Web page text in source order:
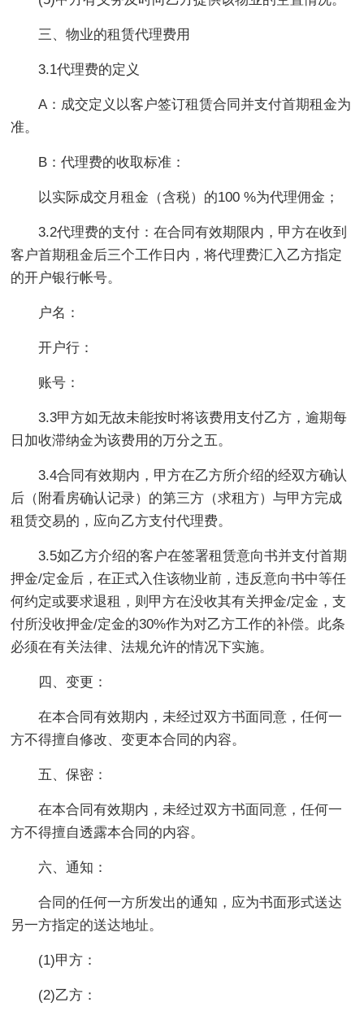
三、物业的租赁代理费用
3.1代理费的定义
A：成交定义以客户签订租赁合同并支付首期租金为
准。
B：代理费的收取标准：
以实际成交月租金（含税）的100 %为代理佣金；
3.2代理费的支付：在合同有效期限内，甲方在收到
客户首期租金后三个工作日内，将代理费汇入乙方指定
的开户银行帐号。
户名：
开户行：
账号：
3.3甲方如无故未能按时将该费用支付乙方，逾期每
日加收滞纳金为该费用的万分之五。
3.4合同有效期内，甲方在乙方所介绍的经双方确认
后（附看房确认记录）的第三方（求租方）与甲方完成
租赁交易的，应向乙方支付代理费。
3.5如乙方介绍的客户在签署租赁意向书并支付首期
押金/定金后，在正式入住该物业前，违反意向书中等任
何约定或要求退租，则甲方在没收其有关押金/定金，支
付所没收押金/定金的30%作为对乙方工作的补偿。此条
必须在有关法律、法规允许的情况下实施。
四、变更：
在本合同有效期内，未经过双方书面同意，任何一
方不得擅自修改、变更本合同的内容。
五、保密：
在本合同有效期内，未经过双方书面同意，任何一
方不得擅自透露本合同的内容。
六、通知：
合同的任何一方所发出的通知，应为书面形式送达
另一方指定的送达地址。
(1)甲方：
(2)乙方：